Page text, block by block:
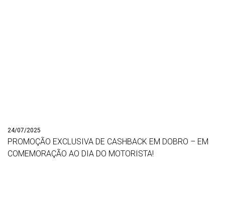
24/07/2025
PROMOÇÃO EXCLUSIVA DE CASHBACK EM DOBRO – EM
COMEMORAÇÃO AO DIA DO MOTORISTA!